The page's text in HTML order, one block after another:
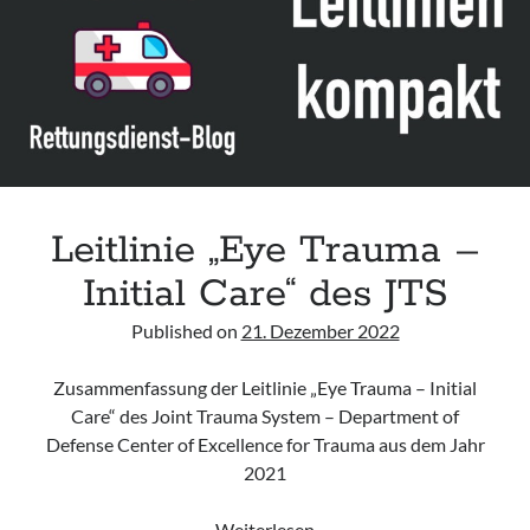
Leitlinie „Management of Hypercalcaemia in Adult Patients in the
Emergency Department“ der IAEM
Leitlinie „Behavioural Emergencies in Emergency Departments“ der IFEM
Leitlinie „Management of Acute Upper Gastrointestinal Bleeding in the
Leitlinie „Management of brief resolved unexplained events (BRUE) in
infants“ der CPS
Leitlinie „Eye Trauma –
Initial Care“ des JTS
Published on 21. Dezember 2022
Zusammenfassung der Leitlinie „Eye Trauma – Initial
Care“ des Joint Trauma System – Department of
Defense Center of Excellence for Trauma aus dem Jahr
2021